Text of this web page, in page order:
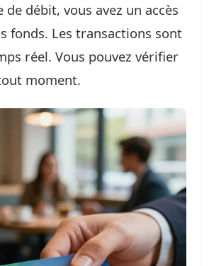
de débit, vous avez un accès
fonds. Les transactions sont
réel. Vous pouvez vérifier
moment.